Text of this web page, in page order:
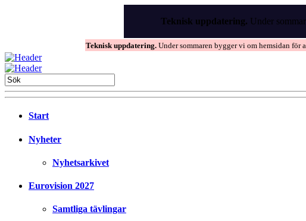
Teknisk uppdatering. Under
Teknisk uppdatering. Under sommaren bygger vi om hemsidan
Start
Nyheter
Nyhetsarkivet
Eurovision 2027
Samtliga tävlingar